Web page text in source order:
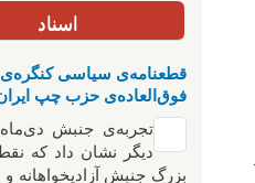
اسناد
قطعنامه‌ی سیاسی کنگره‌ی
فوق‌العاده‌ی حزب چپ
دیگر نشان داد که
بزرگ جنبش آزادیخواهانه و